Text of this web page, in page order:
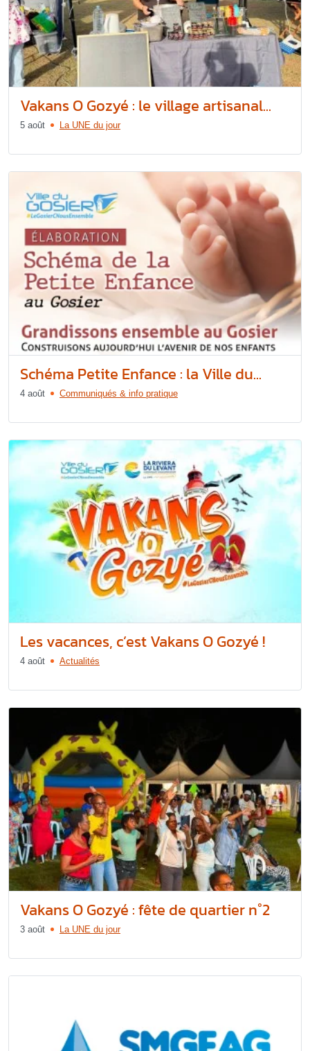
Vakans O Gozyé : le village artisanal...
5 août La UNE du jour
Schéma Petite Enfance : la Ville du...
4 août Communiqués & info pratique
Les vacances, c’est Vakans O Gozyé !
4 août Actualités
Vakans O Gozyé : fête de quartier n°2
3 août La UNE du jour